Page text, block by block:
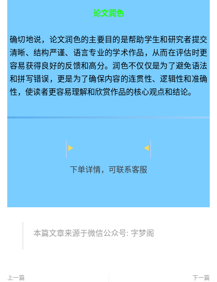
论文润色
确切地说，论文润色的主要目的是帮助学生和研究者提交
清晰、结构严谨、语言专业的学术作品，从而在评估时更
容易获得良好的反馈和高分。润色不仅仅是为了避免语法
和拼写错误，更是为了确保内容的连贯性、逻辑性和准确
性，使读者更容易理解和欣赏作品的核心观点和结论。
下单详情，可联系客服
本篇文章来源于微信公众号: 字梦阁
上一篇 下一篇